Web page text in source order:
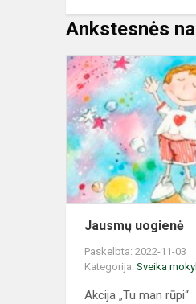
Ankstesnės
Jausmų uogienė
Paskelbta: 2022-11-03
Kategorija: Sveika
Akcija „Tu man rūpi“